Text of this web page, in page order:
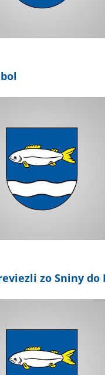
zo Sniny do